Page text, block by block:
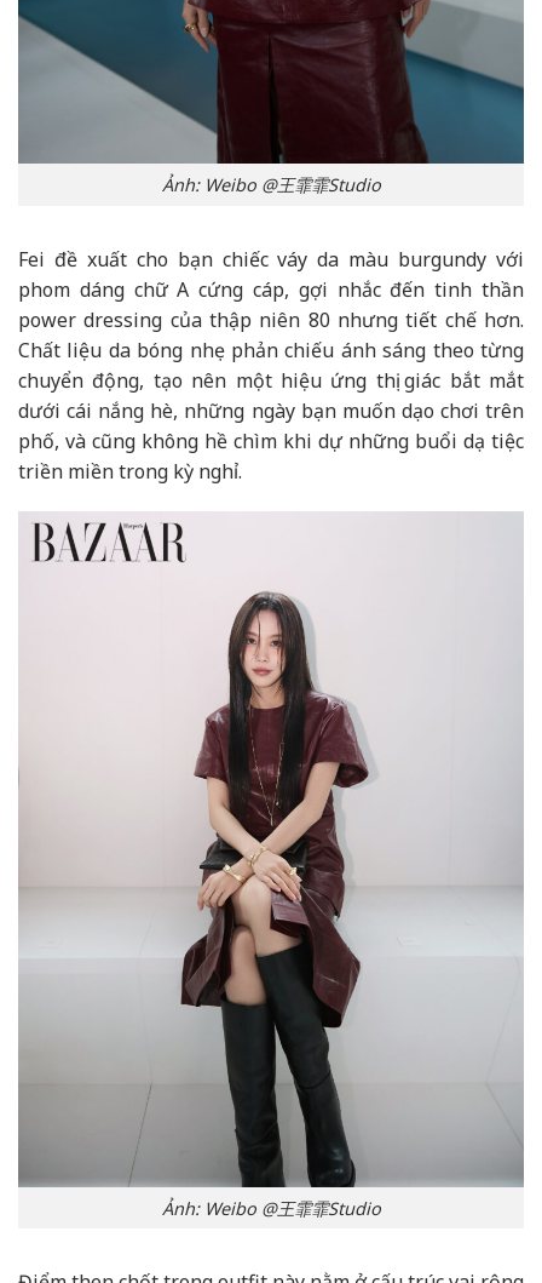
Ảnh: Weibo @王霏霏Studio
Fei đề xuất cho bạn chiếc váy da màu burgundy với
phom dáng chữ A cứng cáp, gợi nhắc đến tinh thần
power dressing của thập niên 80 nhưng tiết chế hơn.
Chất liệu da bóng nhẹ phản chiếu ánh sáng theo từng
chuyển động, tạo nên một hiệu ứng thị giác bắt mắt
dưới cái nắng hè, những ngày bạn muốn dạo chơi trên
phố, và cũng không hề chìm khi dự những buổi dạ tiệc
triền miền trong kỳ nghỉ.
Ảnh: Weibo @王霏霏Studio